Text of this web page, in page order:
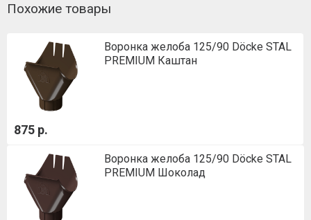
Похожие товары
Воронка желоба 125/90 Döcke STAL
PREMIUM Каштан
875 р.
Воронка желоба 125/90 Döcke STAL
PREMIUM Шоколад